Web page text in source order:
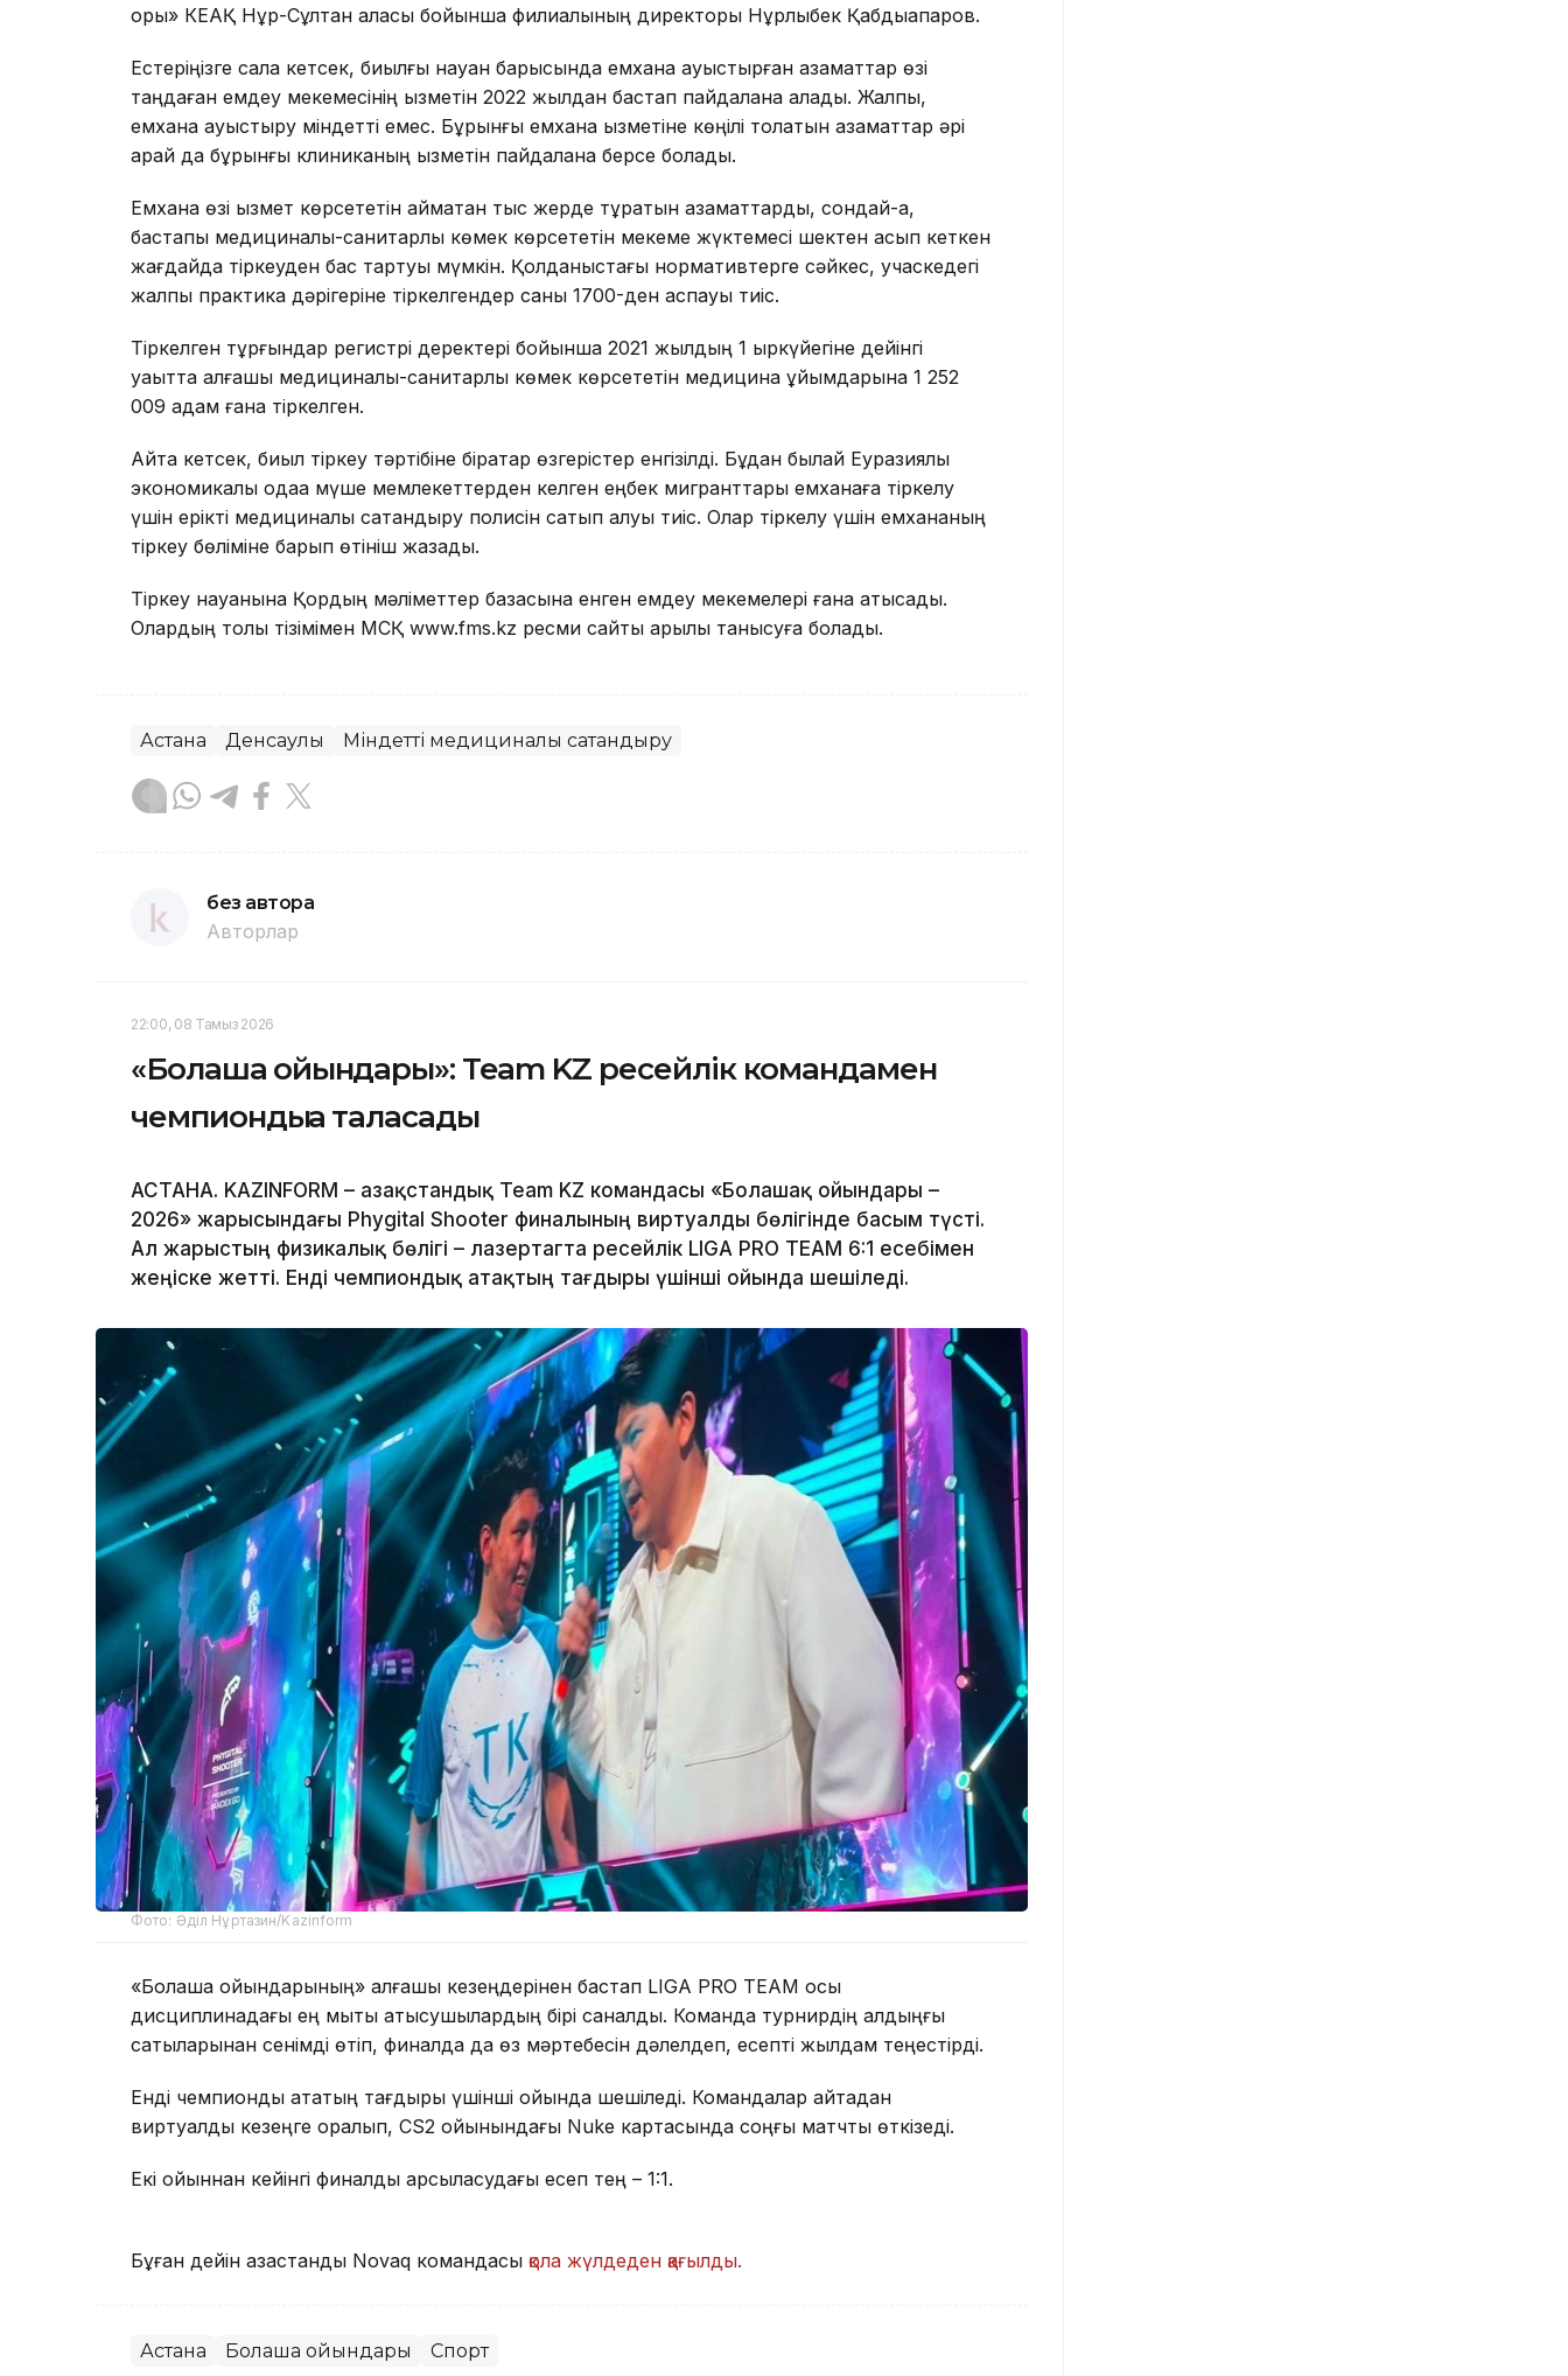
қоры» КЕАҚ Нұр-Сұлтан қаласы бойынша филиалының директоры Нұрлыбек Қабдықапаров.
Естеріңізге сала кетсек, биылғы науқан барысында емхана ауыстырған азаматтар өзі
таңдаған емдеу мекемесінің қызметін 2022 жылдан бастап пайдалана алады. Жалпы,
емхана ауыстыру міндетті емес. Бұрынғы емхана қызметіне көңілі толатын азаматтар әрі
қарай да бұрынғы клиниканың қызметін пайдалана берсе болады.
Емхана өзі қызмет көрсететін аймақтан тыс жерде тұратын азаматтарды, сондай-ақ,
бастапқы медициналық-санитарлық көмек көрсететін мекеме жүктемесі шектен асып кеткен
жағдайда тіркеуден бас тартуы мүмкін. Қолданыстағы нормативтерге сәйкес, учаскедегі
жалпы практика дәрігеріне тіркелгендер саны 1700-ден аспауы тиіс.
Тіркелген тұрғындар регистрі деректері бойынша 2021 жылдың 1 қыркүйегіне дейінгі
уақытта алғашқы медициналық-санитарлық көмек көрсететін медицина ұйымдарына 1 252
009 адам ғана тіркелген.
Айта кетсек, биыл тіркеу тәртібіне бірқатар өзгерістер енгізілді. Бұдан былай Еуразиялық
экономикалық одаққа мүше мемлекеттерден келген еңбек мигранттары емханаға тіркелу
үшін ерікті медициналық сақтандыру полисін сатып алуы тиіс. Олар тіркелу үшін емхананың
тіркеу бөліміне барып өтініш жазады.
Тіркеу науқанына Қордың мәліметтер базасына енген емдеу мекемелері ғана қатысады.
Олардың толық тізімімен МСҚ www.fms.kz ресми сайты арқылы танысуға болады.
Астана Денсаулық Міндетті медициналық сақтандыру
без автора
Авторлар
22:00, 08 Тамыз 2026
«Болашақ ойындары»: Team KZ ресейлік командамен
чемпиондыққа таласады
АСТАНА. KAZINFORM – Қазақстандық Team KZ командасы «Болашақ ойындары –
2026» жарысындағы Phygital Shooter финалының виртуалды бөлігінде басым түсті.
Ал жарыстың физикалық бөлігі – лазертагта ресейлік LIGA PRO TEAM 6:1 есебімен
жеңіске жетті. Енді чемпиондық атақтың тағдыры үшінші ойында шешіледі.
Фото: Әділ Нұртазин/Kazinform
«Болашақ ойындарының» алғашқы кезеңдерінен бастап LIGA PRO TEAM осы
дисциплинадағы ең мықты қатысушылардың бірі саналды. Команда турнирдің алдыңғы
сатыларынан сенімді өтіп, финалда да өз мәртебесін дәлелдеп, есепті жылдам теңестірді.
Енді чемпиондық атақтың тағдыры үшінші ойында шешіледі. Командалар қайтадан
виртуалды кезеңге оралып, CS2 ойынындағы Nuke картасында соңғы матчты өткізеді.
Екі ойыннан кейінгі финалдық қарсыласудағы есеп тең – 1:1.
Бұған дейін қазақстандық Novaq командасы қола жүлдеден қағылды.
Астана Болашақ ойындары Спорт